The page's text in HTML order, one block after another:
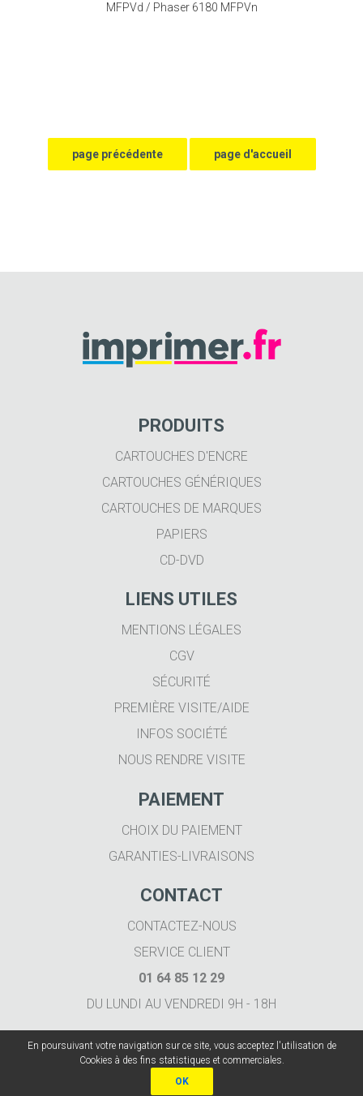
MFPVd / Phaser 6180 MFPVn
PRODUITS
CARTOUCHES D'ENCRE
CARTOUCHES GÉNÉRIQUES
CARTOUCHES DE MARQUES
PAPIERS
CD-DVD
LIENS UTILES
MENTIONS LÉGALES
CGV
SÉCURITÉ
PREMIÈRE VISITE/AIDE
INFOS SOCIÉTÉ
NOUS RENDRE VISITE
PAIEMENT
CHOIX DU PAIEMENT
GARANTIES-LIVRAISONS
CONTACT
CONTACTEZ-NOUS
SERVICE CLIENT
01 64 85 12 29
DU LUNDI AU VENDREDI 9H - 18H
En poursuivant votre navigation sur ce site, vous acceptez l'utilisation de
Cookies à des fins statistiques et commerciales.
OK